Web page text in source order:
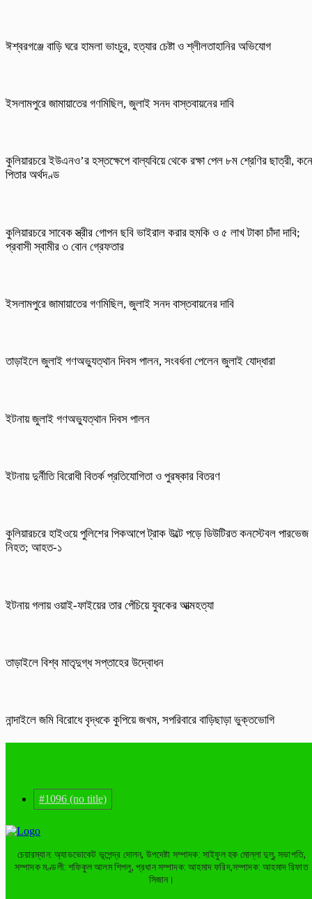
ঈশ্বরগঞ্জে বাড়ি ঘরে হামলা ভাংচুর, হত্যার চেষ্টা ও শ্লীলতাহানির অভিযোগ
ইসলামপুরে জামায়াতের গণমিছিল, জুলাই সনদ বাস্তবায়নের দাবি
কুলিয়ারচরে ইউএনও’র হস্তক্ষেপে বাল্যবিয়ে থেকে রক্ষা পেল ৮ম শ্রেণির ছাত্রী,
পিতার অর্থদণ্ড
কুলিয়ারচরে সাবেক স্ত্রীর গোপন ছবি ভাইরাল করার হুমকি ও ৫ লাখ টাকা চাঁদা দাবি;
প্রবাসী স্বামীর ৩ বোন গ্রেফতার
ইসলামপুরে জামায়াতের গণমিছিল, জুলাই সনদ বাস্তবায়নের দাবি
তাড়াইলে জুলাই গণঅভ্যুত্থান দিবস পালন, সংবর্ধনা পেলেন জুলাই যোদ্ধারা
ইটনায় জুলাই গণঅভ্যুত্থান দিবস পালন
ইটনায় দুর্নীতি বিরোধী বিতর্ক প্রতিযোগিতা ও পুরষ্কার বিতরণ
কুলিয়ারচরে হাইওয়ে পুলিশের পিকআপে ট্রাক উল্টে পড়ে ডিউটিরত কনস্টেবল পারভেজ
নিহত; আহত-১
ইটনায় গলায় ওয়াই-ফাইয়ের তার পেঁচিয়ে যুবকের আত্মহত্যা
তাড়াইলে বিশ্ব মাতৃদুগ্ধ সপ্তাহের উদ্বোধন
নান্দাইলে জমি বিরোধে বৃদ্ধকে কুপিয়ে জখম, সপরিবারে বাড়িছাড়া ভুক্তভোগি
#1096 (no title)
চেয়ারম্যান: অ্যাডভোকেট ভূপেন্দ্র দোলন, উপদেষ্টা সম্পাদক: সাইফুল হক মোল্লা দুলু, সভাপতি,
সম্পাদক মণ্ডলী: শফিকুল আলম শিপলু, প্রধান সম্পাদক: আহমাদ ফরিদ,সম্পাদক: আহমাদ রিফাত
সিজান।